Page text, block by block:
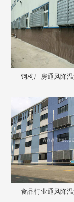
钢构厂房通风降
食品行业通风降